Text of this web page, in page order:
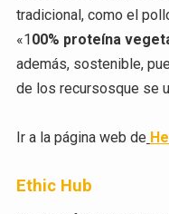
tradicional, como el
«100% proteína
además, sostenible,
de los recursosque se
Ir a la página web de
Ethic Hub